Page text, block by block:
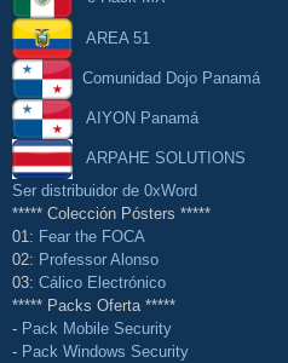
AREA 51
Comunidad Dojo Panamá
AIYON Panamá
ARPAHE SOLUTIONS
Ser distribuidor de 0xWord
***** Colección Pósters *****
01: Fear the FOCA
02: Professor Alonso
03: Cálico Electrónico
***** Packs Oferta *****
- Pack Mobile Security
- Pack Windows Security